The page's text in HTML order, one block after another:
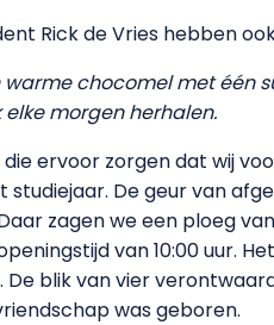
Rick de Vries hebben
warme chocomel met één
morgen herhalen.
die ervoor zorgen dat wij
studiejaar. De geur van
zagen we een ploeg
van 10:00 uur.
blik van vier
was geboren.